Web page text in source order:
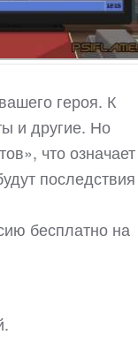
героя. К
и другие. Но
что означает
последствия
бесплатно на